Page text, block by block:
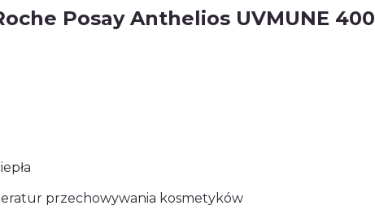
Posay Anthelios UVMUNE 400
przechowywania kosmetyków